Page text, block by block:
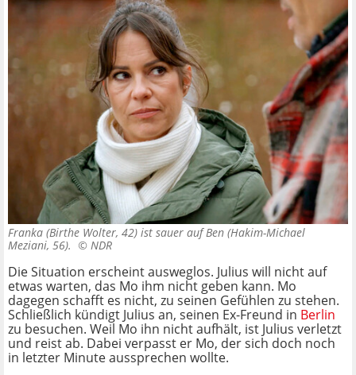
Franka (Birthe Wolter, 42) ist sauer auf Ben (Hakim-Michael
Meziani, 56). © NDR
Die Situation erscheint ausweglos. Julius will nicht auf
etwas warten, das Mo ihm nicht geben kann. Mo
dagegen schafft es nicht, zu seinen Gefühlen zu stehen.
Schließlich kündigt Julius an, seinen Ex-Freund in Berlin
zu besuchen. Weil Mo ihn nicht aufhält, ist Julius verletzt
und reist ab. Dabei verpasst er Mo, der sich doch noch
in letzter Minute aussprechen wollte.